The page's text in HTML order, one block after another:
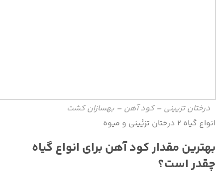
درختان تزیینی – کود آهن – بهسازان کشت
انواع گیاه ۲ درختان تزیٔینی و میوه
بهترین مقدار کود آهن برای انواع گیاه
چقدر است؟